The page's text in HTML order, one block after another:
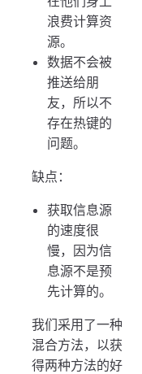
浪费计算资
源。
数据不会被
推送给朋
友，所以不
存在热键的
问题。
缺点：
获取信息源
的速度很
慢，因为信
息源不是预
先计算的。
我们采用了一种
混合方法，以获
得两种方法的好